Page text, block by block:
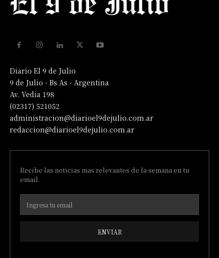
Diario El 9 de Julio
9 de Julio - Bs As - Argentina
Av. Vedia 198
(02317) 521052
administracion@diarioel9dejulio.com.ar
redaccion@diarioel9dejulio.com.ar
Recibe las noticias mas relevantes de la semana en tu
email.
ENVIAR